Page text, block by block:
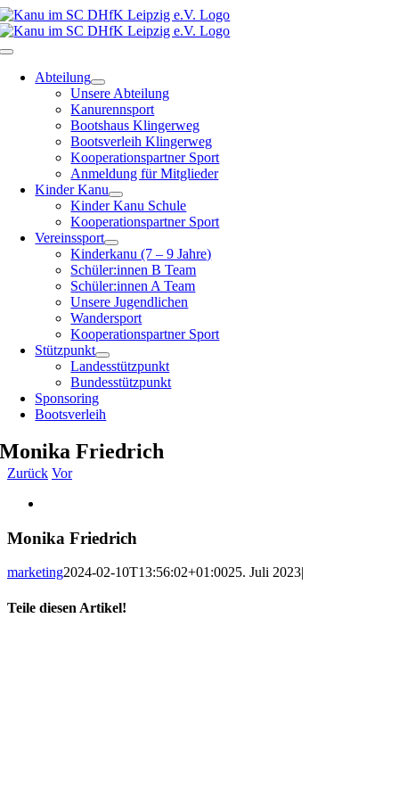
Zum
Inhalt
springen
Toggle
NavigationAbteilung
Unsere Abteilung
Kanurennsport
Bootshaus Klingerweg
Bootsverleih Klingerweg
Kooperationspartner Sport
Anmeldung für Mitglieder
Kinder Kanu
Kinder Kanu Schule
Kooperationspartner Sport
Vereinssport
Kinderkanu (7 – 9 Jahre)
Schüler:innen B Team
Schüler:innen A Team
Unsere Jugendlichen
Wandersport
Kooperationspartner Sport
Stützpunkt
Landesstützpunkt
Bundesstützpunkt
Sponsoring
Bootsverleih
Monika Friedrich
Zurück Vor
Bild
Monika Friedrich
marketing2024-02-10T13:56:02+01:0025. Juli 2023|
Teile diesen Artikel!